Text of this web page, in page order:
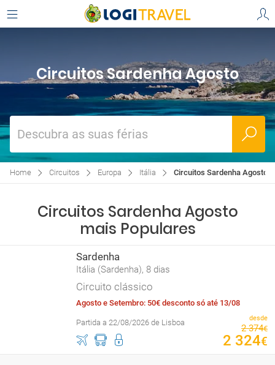
Circuitos Sardenha Agosto
Descubra as suas férias
Home Circuitos Europa Itália Circuitos Sardenha Agosto
Circuitos Sardenha Agosto
mais Populares
Sardenha
Itália (Sardenha), 8 dias
Circuito clássico
Agosto e Setembro: 50€ desconto só até 13/08
Partida a 22/08/2026 de Lisboa desde
2 374€
2 324€